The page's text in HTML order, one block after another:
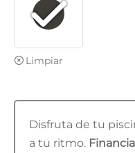
Limpiar
Disfruta de tu
a tu ritmo.